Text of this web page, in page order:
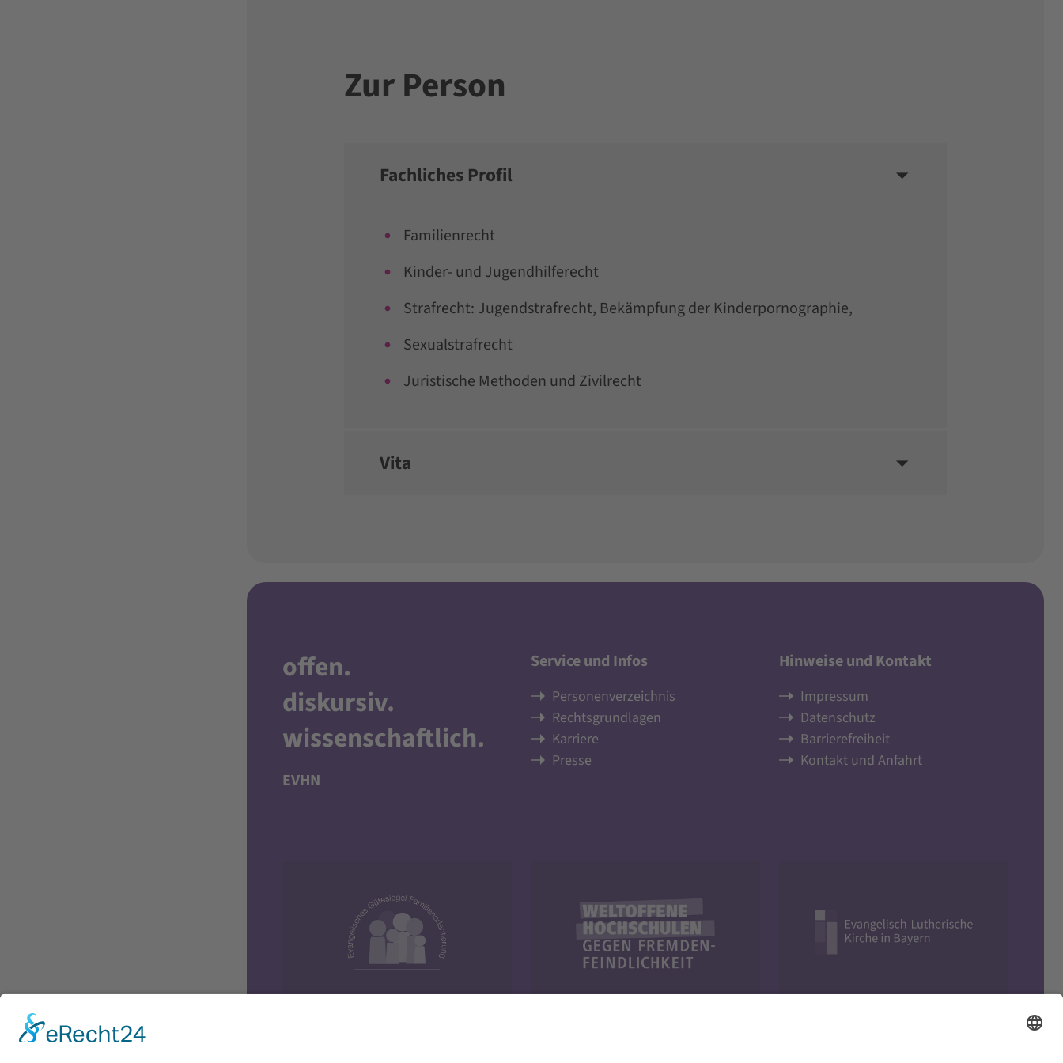
Zur Person
Fachliches Profil
Familienrecht
Kinder- und Jugendhilferecht
Strafrecht: Jugendstrafrecht, Bekämpfung der Kinderpornographie,
Sexualstrafrecht
Juristische Methoden und Zivilrecht
Vita
offen.
diskursiv.
wissenschaftlich.
EVHN
Service und Infos
Personenverzeichnis
Rechtsgrundlagen
Karriere
Presse
Hinweise und Kontakt
Impressum
Datenschutz
Barrierefreiheit
Kontakt und Anfahrt